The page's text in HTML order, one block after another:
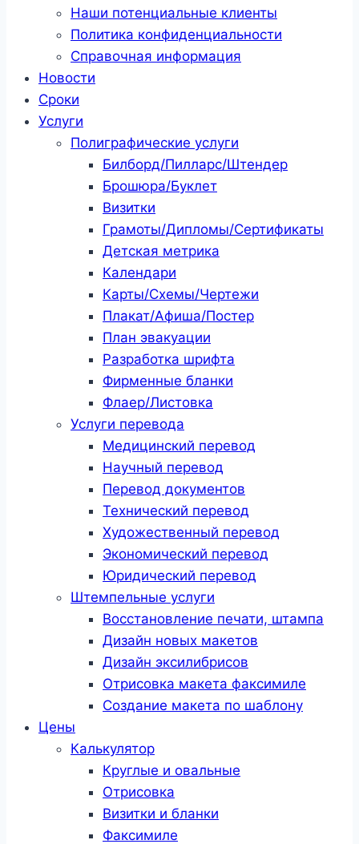
Наши потенциальные клиенты
Политика конфиденциальности
Справочная информация
Новости
Сроки
Услуги
Полиграфические услуги
Билборд/Пилларс/Штендер
Брошюра/Буклет
Визитки
Грамоты/Дипломы/Сертификаты
Детская метрика
Календари
Карты/Схемы/Чертежи
Плакат/Афиша/Постер
План эвакуации
Разработка шрифта
Фирменные бланки
Флаер/Листовка
Услуги перевода
Медицинский перевод
Научный перевод
Перевод документов
Технический перевод
Художественный перевод
Экономический перевод
Юридический перевод
Штемпельные услуги
Восстановление печати, штампа
Дизайн новых макетов
Дизайн эксилибрисов
Отрисовка макета факсимиле
Создание макета по шаблону
Цены
Калькулятор
Круглые и овальные
Отрисовка
Визитки и бланки
Факсимиле